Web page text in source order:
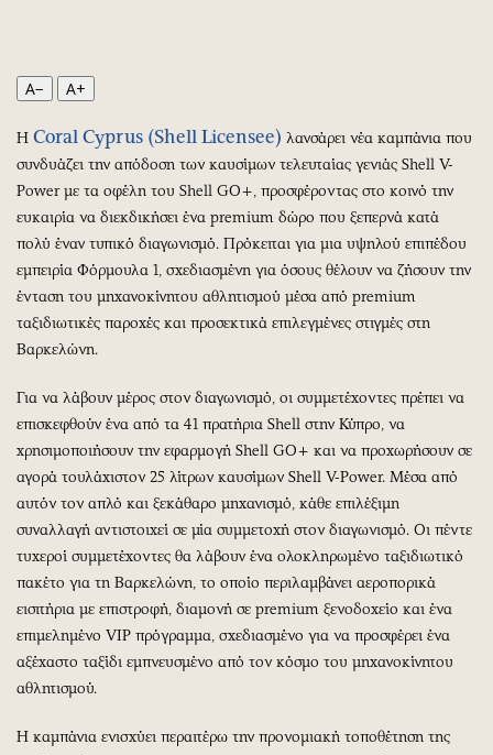
Παράξενα
Πολιτισμός
Σινεμά
Θέατρο-Χορός
Μουσική
Εικαστικά
Βιβλίο
Χειρόγραφα
Εκπομπές
Wine routes
Podcasts
Uncut
Προσφορές
Προσωπικότητες στην ''Κ''
Επιστολές
A− A+
Η Coral Cyprus (Shell Licensee) λανσάρει νέα καμπάνια που
συνδυάζει την απόδοση των καυσίμων τελευταίας γενιάς Shell V-
Power με τα οφέλη του Shell GO+, προσφέροντας στο κοινό την
ευκαιρία να διεκδικήσει ένα premium δώρο που ξεπερνά κατά
πολύ έναν τυπικό διαγωνισμό. Πρόκειται για μια υψηλού επιπέδου
εμπειρία Φόρμουλα 1, σχεδιασμένη για όσους θέλουν να ζήσουν την
ένταση του μηχανοκίνητου αθλητισμού μέσα από premium
ταξιδιωτικές παροχές και προσεκτικά επιλεγμένες στιγμές στη
Βαρκελώνη.
Για να λάβουν μέρος στον διαγωνισμό, οι συμμετέχοντες πρέπει να
επισκεφθούν ένα από τα 41 πρατήρια Shell στην Κύπρο, να
χρησιμοποιήσουν την εφαρμογή Shell GO+ και να προχωρήσουν σε
αγορά τουλάχιστον 25 λίτρων καυσίμων Shell V-Power. Μέσα από
αυτόν τον απλό και ξεκάθαρο μηχανισμό, κάθε επιλέξιμη
συναλλαγή αντιστοιχεί σε μία συμμετοχή στον διαγωνισμό. Οι πέντε
τυχεροί συμμετέχοντες θα λάβουν ένα ολοκληρωμένο ταξιδιωτικό
πακέτο για τη Βαρκελώνη, το οποίο περιλαμβάνει αεροπορικά
εισιτήρια με επιστροφή, διαμονή σε premium ξενοδοχείο και ένα
επιμελημένο VIP πρόγραμμα, σχεδιασμένο για να προσφέρει ένα
αξέχαστο ταξίδι εμπνευσμένο από τον κόσμο του μηχανοκίνητου
αθλητισμού.
Η καμπάνια ενισχύει περαιτέρω την προνομιακή τοποθέτηση της